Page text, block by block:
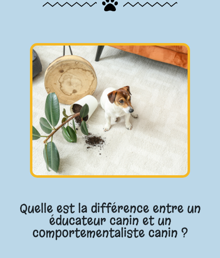
Quelle est la différence entre un
éducateur canin et un
comportementaliste canin ?